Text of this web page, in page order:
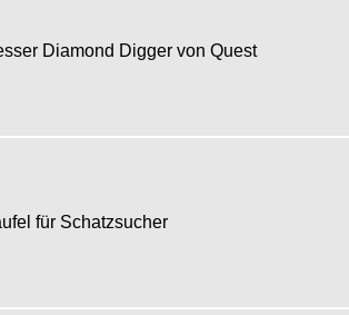
Diamond Digger von Quest
für Schatzsucher